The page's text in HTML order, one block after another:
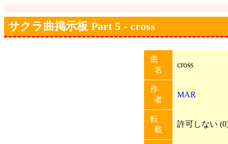
サクラ曲掲示板 Part 5 - cross
曲
名
cross
作
者
MAR
転
載
許可しない